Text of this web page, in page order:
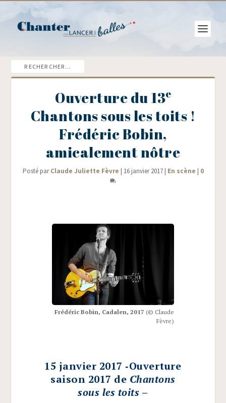
Ouverture du 13e
Chantons sous les toits !
Frédéric Bobin,
amicalement nôtre
Posté parClaude Juliette Fèvre | 16 janvier 2017| En scène | 0
Fré­dé­ric Bobin, Cada­len, 2017 (© Claude
Fèvre)
15 janvier 2017 ‑Ouverture
saison 2017 de Chantons
sous les toits –